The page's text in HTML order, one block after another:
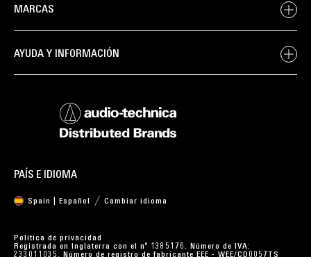
MARCAS
AYUDA Y INFORMACIÓN
PAÍS E IDIOMA
Spain | Español Cambiar idioma
Política de privacidad
Registrada en Inglaterra con el nº 1385176. Número de IVA:
233011035. Número de registro de fabricante EEE - WEE/CD0057TS